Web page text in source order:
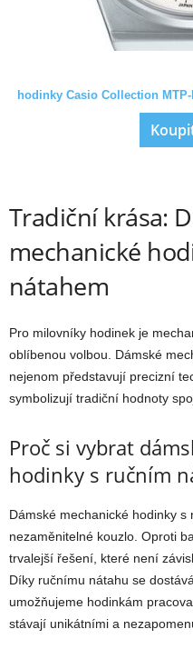
hodinky Casio Collection
Tradiční krása:
mechanické
nátahem
Pro milovníky hodinek je
oblíbenou volbou. Dámské
nejenom představují precizní
symbolizují tradiční hodnoty
Proč si vybrat
hodinky s ručním
Dámské mechanické hodinky
nezaměnitelné kouzlo. Oproti
trvalejší řešení, které není
Díky ručnímu nátahu se
umožňujeme hodinkám
stávají unikátními a